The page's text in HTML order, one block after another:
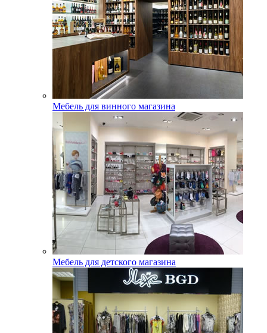
Мебель для винного магазина
Мебель для детского магазина